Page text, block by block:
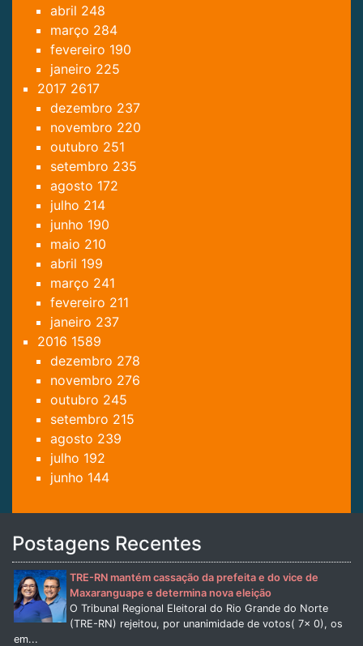
abril 248
março 284
fevereiro 190
janeiro 225
2017 2617
dezembro 237
novembro 220
outubro 251
setembro 235
agosto 172
julho 214
junho 190
maio 210
abril 199
março 241
fevereiro 211
janeiro 237
2016 1589
dezembro 278
novembro 276
outubro 245
setembro 215
agosto 239
julho 192
junho 144
Postagens Recentes
TRE-RN mantém cassação da prefeita e do vice de
Maxaranguape e determina nova eleição
O Tribunal Regional Eleitoral do Rio Grande do Norte
(TRE-RN) rejeitou, por unanimidade de votos( 7x 0), os
em...